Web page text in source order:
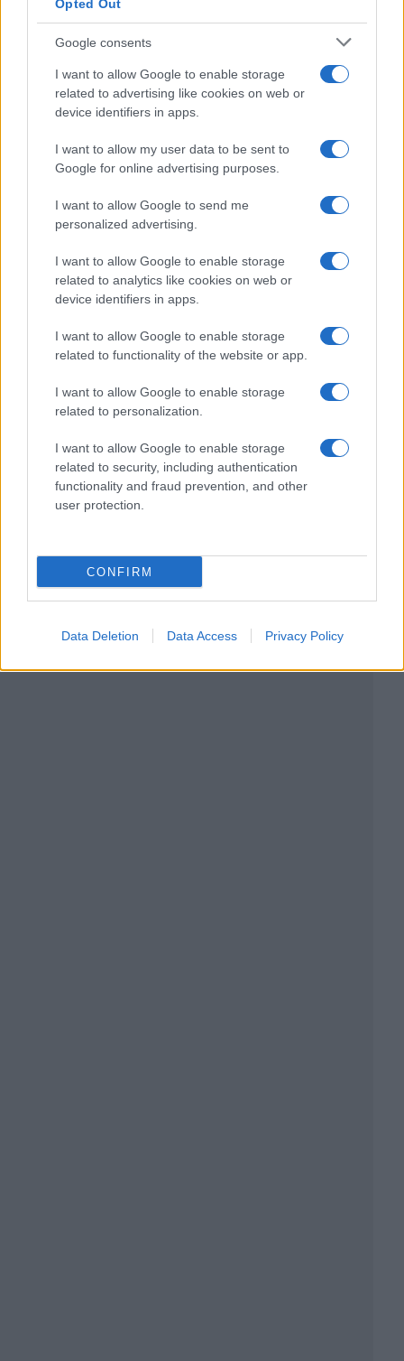
Opted Out
Google consents
I want to allow Google to enable storage
related to advertising like cookies on web or
device identifiers in apps.
I want to allow my user data to be sent to
Google for online advertising purposes.
I want to allow Google to send me
personalized advertising.
I want to allow Google to enable storage
related to analytics like cookies on web or
device identifiers in apps.
I want to allow Google to enable storage
related to functionality of the website or app.
I want to allow Google to enable storage
related to personalization.
I want to allow Google to enable storage
related to security, including authentication
functionality and fraud prevention, and other
user protection.
CONFIRM
Data Deletion Data Access Privacy Policy